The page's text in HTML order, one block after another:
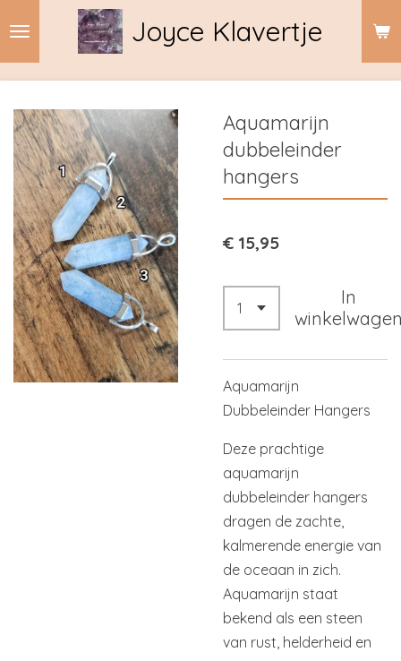
hoofdinhoud
Joyce Klavertje
Aquamarijn
dubbeleinder
hangers
€ 15,95
In
Aquamarijn
Dubbeleinder Hangers
Deze prachtige
aquamarijn
dubbeleinder hangers
dragen de zachte,
kalmerende energie van
de oceaan in zich.
Aquamarijn staat
bekend als een steen
van rust, helderheid en